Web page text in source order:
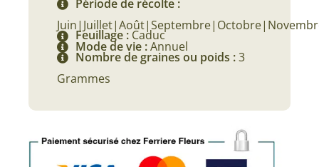
Période de récolte :
Feuillage : Caduc
Mode de vie :Annuel
Nombre de graines ou poids :3
Grammes